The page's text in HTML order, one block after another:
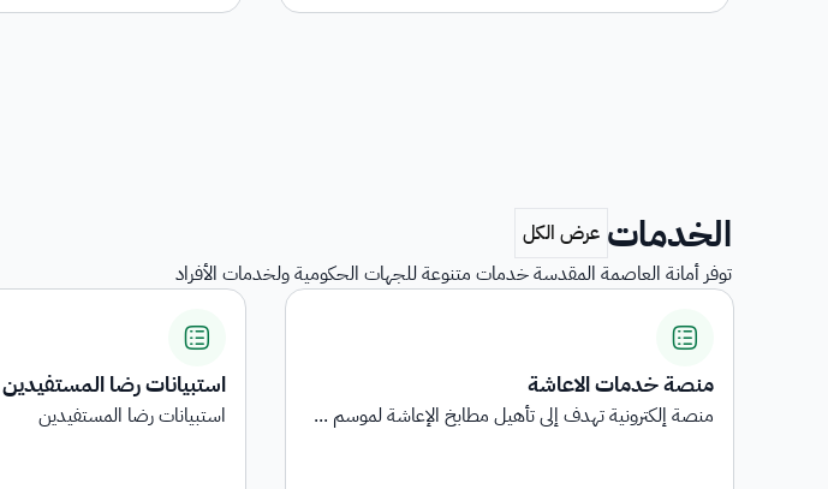
الخدمات
توفر أمانة العاصمة المقدسة خدمات متنوعة للجهات الحكومية ولخدمات الأفراد
منصة خدمات الاعاشة
منصة إلكترونية تهدف إلى تأهيل مطابخ الإعاشة لموسم ...
استبيانات رضا المستفيدين
استبيانات رضا المستفيدين